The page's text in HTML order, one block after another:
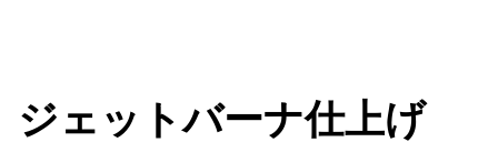
ジェットバーナ仕上げ